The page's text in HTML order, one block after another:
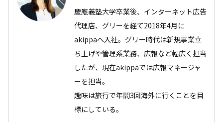
慶應義塾大学卒業後、インターネット広告
代理店、グリーを経て2018年4月に
akippaへ入社。グリー時代は新規事業立
ち上げや管理系業務、広報など幅広く担当
したが、現在akippaでは広報マネージャ
ーを担当。
趣味は旅行で年間3回海外に行くことを目
標にしている。